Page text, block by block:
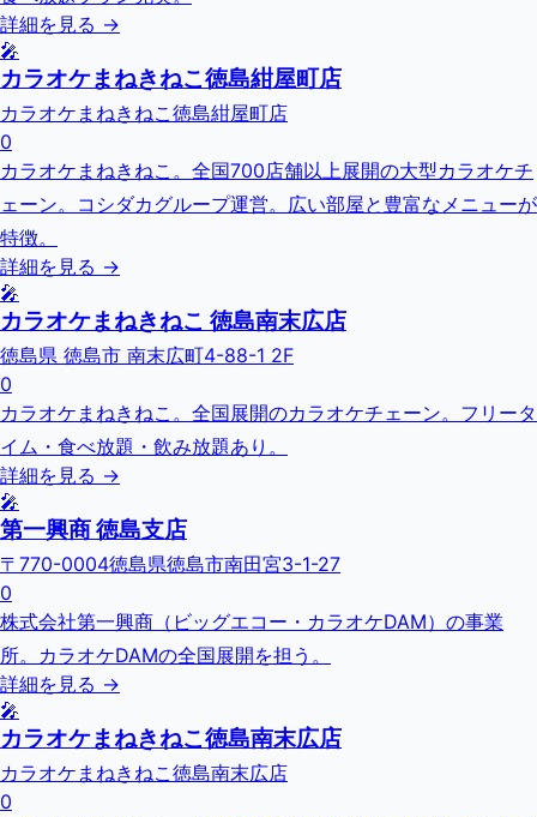
詳細を見る →
🎤
カラオケまねきねこ徳島紺屋町店
カラオケまねきねこ徳島紺屋町店
0
カラオケまねきねこ。全国700店舗以上展開の大型カラオケチ
ェーン。コシダカグループ運営。広い部屋と豊富なメニューが
特徴。
詳細を見る →
🎤
カラオケまねきねこ 徳島南末広店
徳島県 徳島市 南末広町4-88-1 2F
0
カラオケまねきねこ。全国展開のカラオケチェーン。フリータ
イム・食べ放題・飲み放題あり。
詳細を見る →
🎤
第一興商 徳島支店
〒770-0004徳島県徳島市南田宮3-1-27
0
株式会社第一興商（ビッグエコー・カラオケDAM）の事業
所。カラオケDAMの全国展開を担う。
詳細を見る →
🎤
カラオケまねきねこ徳島南末広店
カラオケまねきねこ徳島南末広店
0